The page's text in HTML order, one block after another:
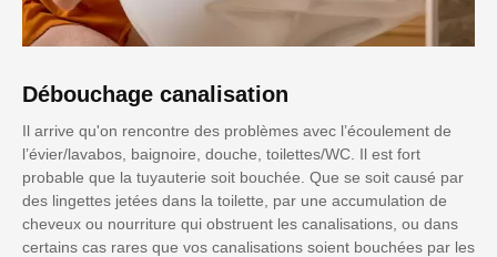
Débouchage canalisation
Il arrive qu'on rencontre des problèmes avec l’écoulement de
l’évier/lavabos, baignoire, douche, toilettes/WC. Il est fort
probable que la tuyauterie soit bouchée. Que se soit causé par
des lingettes jetées dans la toilette, par une accumulation de
cheveux ou nourriture qui obstruent les canalisations, ou dans
certains cas rares que vos canalisations soient bouchées par les